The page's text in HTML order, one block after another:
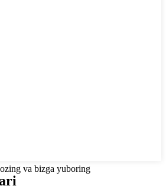
va bizga yuboring